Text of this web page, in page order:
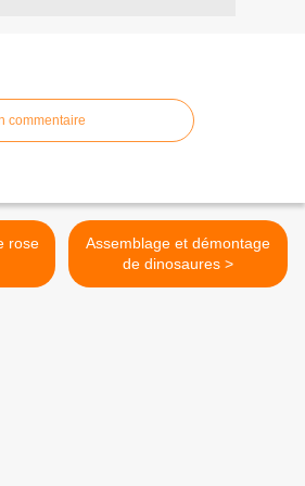
commentaire
rose
Assemblage et démontage
de dinosaures >